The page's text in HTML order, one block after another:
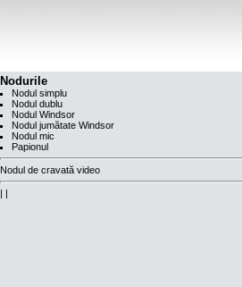
Nodurile
Nodul simplu
Nodul dublu
Nodul Windsor
Nodul jumătate Windsor
Nodul mic
Papionul
Nodul de cravată video
| |